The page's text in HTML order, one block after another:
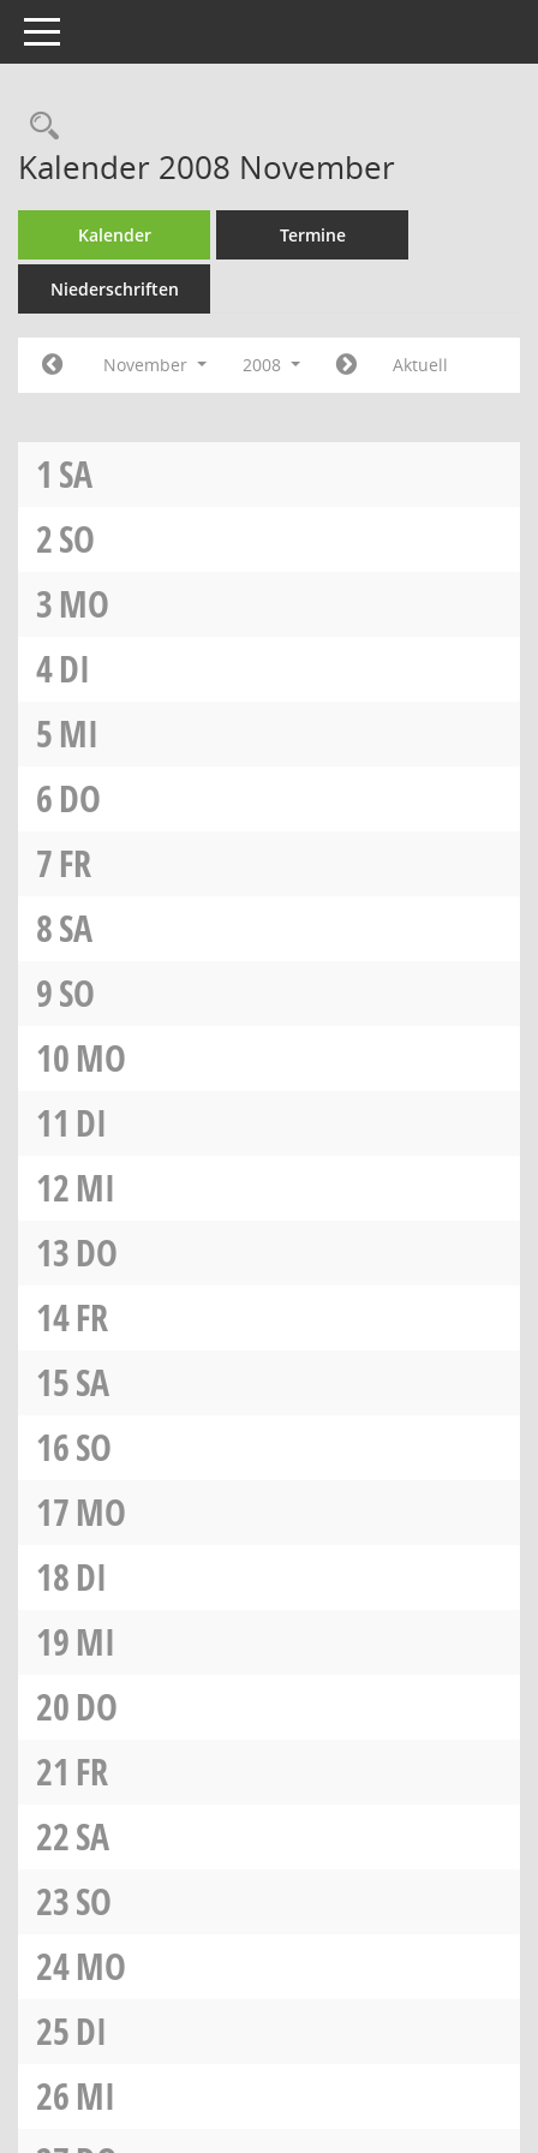
Toggle navigation
Rechercheauswahl
Kalender 2008 November
Kalender Termine
Niederschriften
November 2008 Aktuell
1 SA
2SO
3MO
4DI
5MI
6DO
7FR
8SA
9SO
10MO
11 DI
12MI
13DO
14FR
15SA
16SO
17MO
18DI
19MI
20DO
21 FR
22SA
23SO
24MO
25DI
26MI